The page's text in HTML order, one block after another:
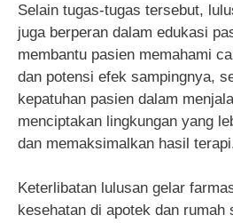
Selain tugas-tugas tersebut,
juga berperan dalam edukasi
membantu pasien memahami
dan potensi efek sampingnya,
kepatuhan pasien dalam
menciptakan lingkungan yang
dan memaksimalkan hasil
Keterlibatan lulusan gelar
kesehatan di apotek dan rumah